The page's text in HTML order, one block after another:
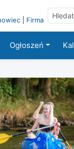
Firma
Ogłoszeń